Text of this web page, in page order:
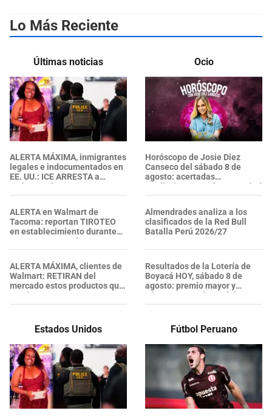
Lo Más Reciente
Últimas noticias
ALERTA MÁXIMA, inmigrantes
legales e indocumentados en
EE. UU.: ICE ARRESTA a
embarazada en aeropuerto;
su prometido EXPONE
ALERTA en Walmart de
Tacoma: reportan TIROTEO
en establecimiento durante
un ARRESTO por hurto, ¿se
confirmaron heridos?
ALERTA MÁXIMA, clientes de
Walmart: RETIRAN del
mercado estos productos que
puedes encontrar en tu
cocina, garajes y armarios
Ocio
Horóscopo de Josie Diez
Canseco del sábado 8 de
agosto: acertadas
predicciones en el amor, salud
y dinero
Almendrades analiza a los
clasificados de la Red Bull
Batalla Perú 2026/27
Resultados de la Lotería de
Boyacá HOY, sábado 8 de
agosto: premio mayor y
números ganadores del
último sorteo
Estados Unidos Fútbol Peruano